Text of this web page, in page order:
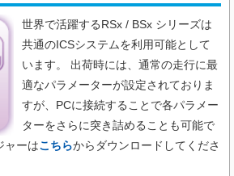
世界で活躍するRSx / BSx シリーズは
共通のICSシステムを利用可能として
います。 出荷時には、通常の走行に最
適なパラメーターが設定されておりま
すが、PCに接続することで各パラメー
ターをさらに突き詰めることも可能で
ャーはこちらからダウンロードしてくださ